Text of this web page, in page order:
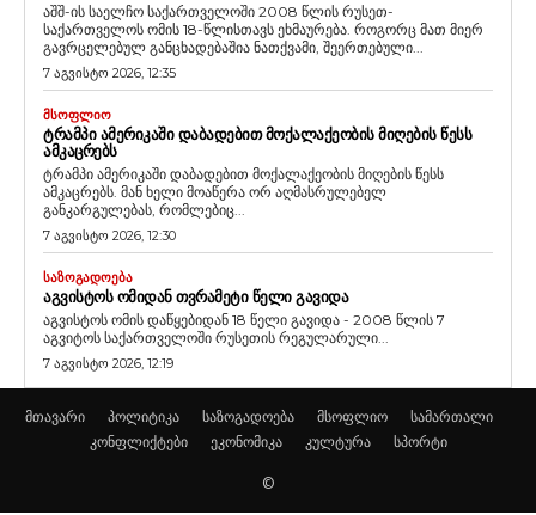
აშშ-ის საელჩო საქართველოში 2008 წლის რუსეთ-
საქართველოს ომის 18-წლისთავს ეხმაურება. როგორც მათ მიერ
გავრცელებულ განცხადებაშია ნათქვამი, შეერთებული...
7 აგვისტო 2026, 12:35
ᲛᲡᲝᲤᲚᲘᲝ
ᲢᲠᲐᲛᲞᲘ ᲐᲛᲔᲠᲘᲙᲐᲨᲘ ᲓᲐᲑᲐᲓᲔᲑᲘᲗ ᲛᲝᲥᲐᲚᲐᲥᲔᲝᲑᲘᲡ ᲛᲘᲦᲔᲑᲘᲡ ᲬᲔᲡᲡ
ᲐᲛᲙᲐᲪᲠᲔᲑᲡ
ტრამპი ამერიკაში დაბადებით მოქალაქეობის მიღების წესს
ამკაცრებს. მან ხელი მოაწერა ორ აღმასრულებელ
განკარგულებას, რომლებიც...
7 აგვისტო 2026, 12:30
ᲡᲐᲖᲝᲒᲐᲓᲝᲔᲑᲐ
ᲐᲒᲕᲘᲡᲢᲝᲡ ᲝᲛᲘᲓᲐᲜ ᲗᲕᲠᲐᲛᲔᲢᲘ ᲬᲔᲚᲘ ᲒᲐᲕᲘᲓᲐ
აგვისტოს ომის დაწყებიდან 18 წელი გავიდა - 2008 წლის 7
აგვიტოს საქართველოში რუსეთის რეგულარული...
7 აგვისტო 2026, 12:19
მთავარი პოლიტიკა საზოგადოება მსოფლიო
სამართალი
კონფლიქტები
ეკონომიკა კულტურა სპორტი
©